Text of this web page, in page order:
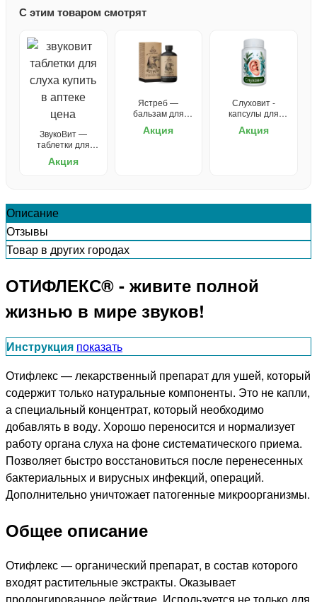
С этим товаром смотрят
ЗвукоВит —
таблетки для
Акция
Ястреб —
бальзам для
Акция
Слуховит -
капсулы для
Акция
Описание
Отзывы
Товар в других городах
ОТИФЛЕКС® - живите полной
жизнью в мире звуков!
Инструкция показать
Отифлекс — лекарственный препарат для ушей, который
содержит только натуральные компоненты. Это не капли,
а специальный концентрат, который необходимо
добавлять в воду. Хорошо переносится и нормализует
работу органа слуха на фоне систематического приема.
Позволяет быстро восстановиться после перенесенных
бактериальных и вирусных инфекций, операций.
Дополнительно уничтожает патогенные микроорганизмы.
Общее описание
Отифлекс — органический препарат, в состав которого
входят растительные экстракты. Оказывает